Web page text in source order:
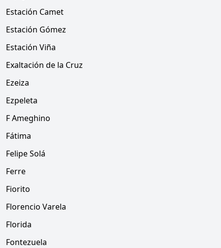
Estación Camet
Estación Gómez
Estación Viña
Exaltación de la Cruz
Ezeiza
Ezpeleta
F Ameghino
Fátima
Felipe Solá
Ferre
Fiorito
Florencio Varela
Florida
Fontezuela